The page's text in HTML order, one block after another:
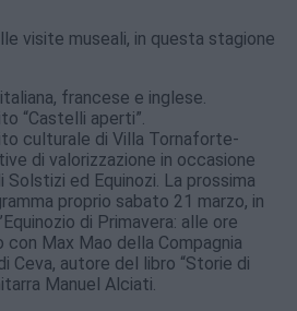
visite museali, in questa stagione
francese e inglese.
“Castelli aperti”.
culturale di Villa Tornaforte-
di valorizzazione in occasione
Solstizi ed Equinozi. La prossima
proprio sabato 21 marzo, in
di Primavera: alle ore
Max Mao della Compagnia
Ceva, autore del libro “Storie di
Manuel Alciati.